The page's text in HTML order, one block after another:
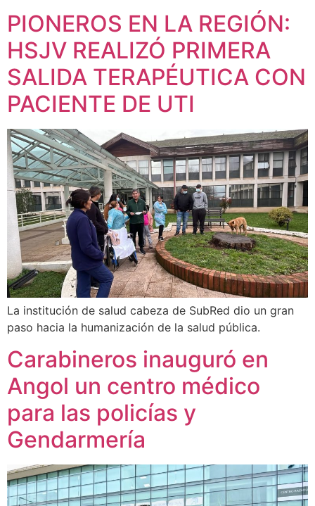
PIONEROS EN LA REGIÓN:
HSJV REALIZÓ PRIMERA
SALIDA TERAPÉUTICA CON
PACIENTE DE UTI
La institución de salud cabeza de SubRed dio un gran
paso hacia la humanización de la salud pública.
Carabineros inauguró en
Angol un centro médico
para las policías y
Gendarmería